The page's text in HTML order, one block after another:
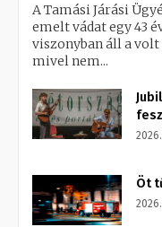
A Tamási Járási
emelt vádat egy 43
viszonyban áll a
mivel nem...
Öt